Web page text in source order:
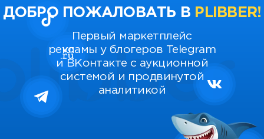
ДОБРО ПОЖАЛОВАТЬ В PLIBBER!
Первый маркетплейс
рекламы у блогеров Telegram
и ВКонтакте с аукционной
системой и продвинутой
аналитикой